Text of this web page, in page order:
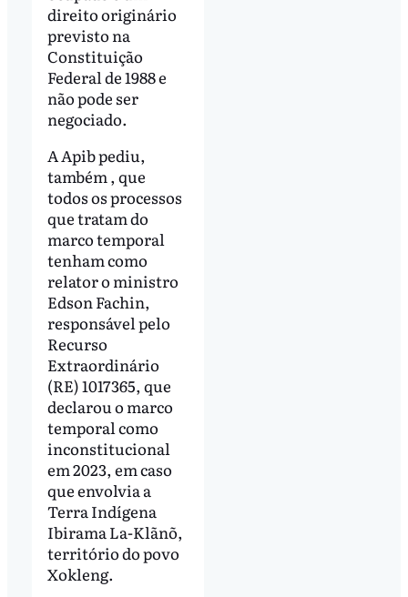
direito originário
previsto na
Constituição
Federal de 1988 e
não pode ser
negociado.
A Apib pediu,
também , que
todos os processos
que tratam do
marco temporal
tenham como
relator o ministro
Edson Fachin,
responsável pelo
Recurso
Extraordinário
(RE) 1017365, que
declarou o marco
temporal como
inconstitucional
em 2023, em caso
que envolvia a
Terra Indígena
Ibirama La-Klãnõ,
território do povo
Xokleng.